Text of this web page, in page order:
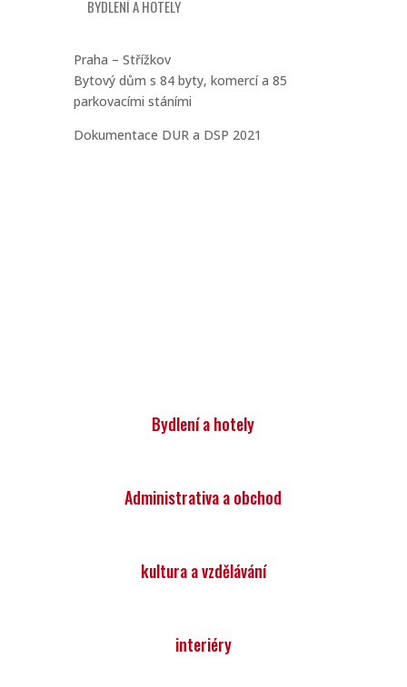
BYDLENÍ A HOTELY
Praha – Střížkov
Bytový dům s 84 byty, komercí a 85
parkovacími stáními
Dokumentace DUR a DSP 2021
Bydlení a hotely
Administrativa a obchod
kultura a vzdělávání
interiéry